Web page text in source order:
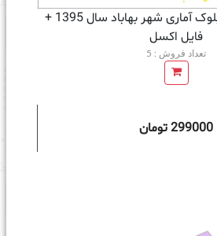
نقشه شیپ فایل بلوک آماری شهر بهاباد سال 1395 +
فايل اكسل
تعداد فروش : 5
299000 تومان